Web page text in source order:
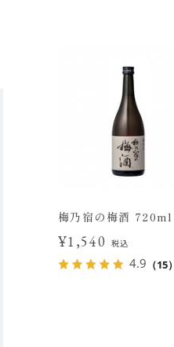
梅乃宿の梅酒 720ml
¥1,540 税込
4.9 （15）